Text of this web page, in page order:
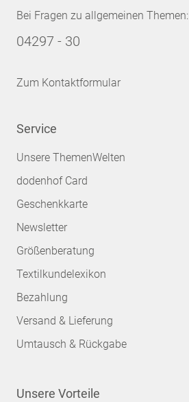
Bei Fragen zu allgemeinen Themen:
04297 - 30
Zum Kontaktformular
Service
Unsere ThemenWelten
dodenhof Card
Geschenkkarte
Newsletter
Größenberatung
Textilkundelexikon
Bezahlung
Versand & Lieferung
Umtausch & Rückgabe
Unsere Vorteile